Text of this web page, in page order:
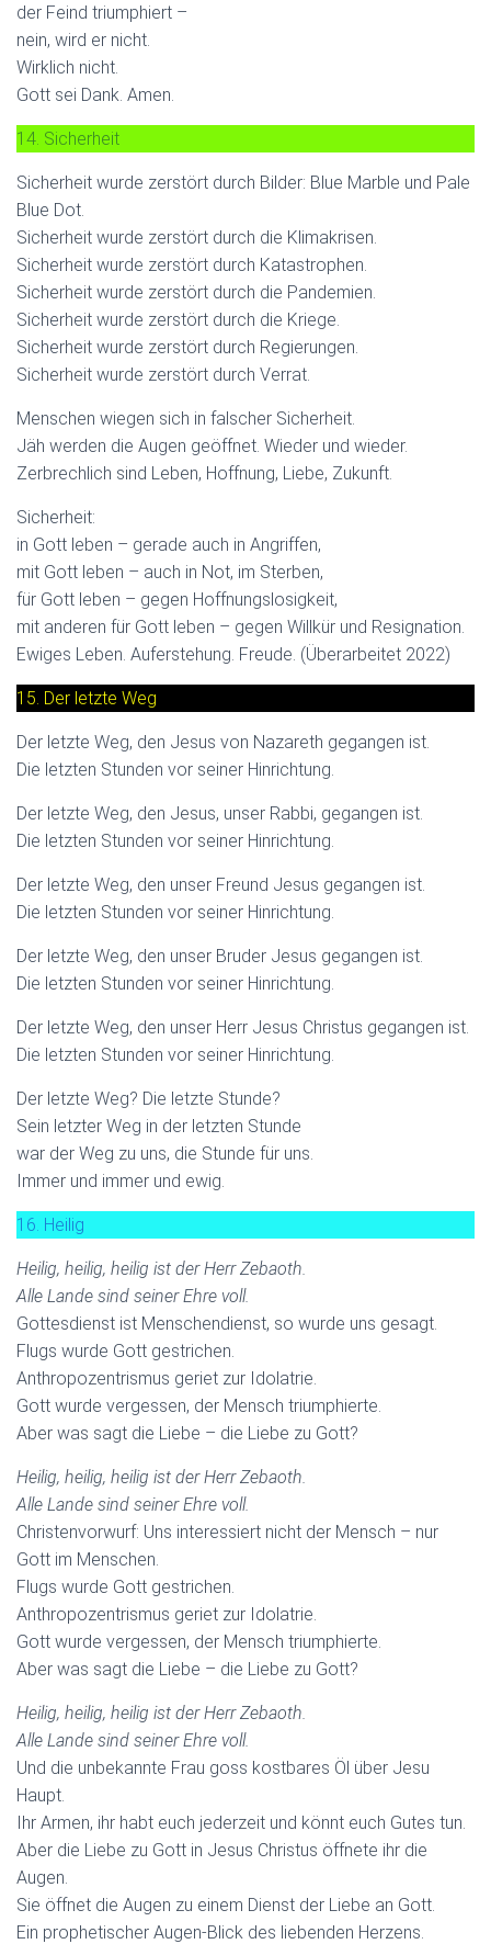
der Feind triumphiert –
nein, wird er nicht.
Wirklich nicht.
Gott sei Dank. Amen.
14. Sicherheit
Sicherheit wurde zerstört durch Bilder: Blue Marble und Pale
Blue Dot.
Sicherheit wurde zerstört durch die Klimakrisen.
Sicherheit wurde zerstört durch Katastrophen.
Sicherheit wurde zerstört durch die Pandemien.
Sicherheit wurde zerstört durch die Kriege.
Sicherheit wurde zerstört durch Regierungen.
Sicherheit wurde zerstört durch Verrat.
Menschen wiegen sich in falscher Sicherheit.
Jäh werden die Augen geöffnet. Wieder und wieder.
Zerbrechlich sind Leben, Hoffnung, Liebe, Zukunft.
Sicherheit:
in Gott leben – gerade auch in Angriffen,
mit Gott leben – auch in Not, im Sterben,
für Gott leben – gegen Hoffnungslosigkeit,
mit anderen für Gott leben – gegen Willkür und Resignation.
Ewiges Leben. Auferstehung. Freude. (Überarbeitet 2022)
15. Der letzte Weg
Der letzte Weg, den Jesus von Nazareth gegangen ist.
Die letzten Stunden vor seiner Hinrichtung.
Der letzte Weg, den Jesus, unser Rabbi, gegangen ist.
Die letzten Stunden vor seiner Hinrichtung.
Der letzte Weg, den unser Freund Jesus gegangen ist.
Die letzten Stunden vor seiner Hinrichtung.
Der letzte Weg, den unser Bruder Jesus gegangen ist.
Die letzten Stunden vor seiner Hinrichtung.
Der letzte Weg, den unser Herr Jesus Christus gegangen ist.
Die letzten Stunden vor seiner Hinrichtung.
Der letzte Weg? Die letzte Stunde?
Sein letzter Weg in der letzten Stunde
war der Weg zu uns, die Stunde für uns.
Immer und immer und ewig.
16. Heilig
Heilig, heilig, heilig ist der Herr Zebaoth.
Alle Lande sind seiner Ehre voll.
Gottesdienst ist Menschendienst, so wurde uns gesagt.
Flugs wurde Gott gestrichen.
Anthropozentrismus geriet zur Idolatrie.
Gott wurde vergessen, der Mensch triumphierte.
Aber was sagt die Liebe – die Liebe zu Gott?
Heilig, heilig, heilig ist der Herr Zebaoth.
Alle Lande sind seiner Ehre voll.
Christenvorwurf: Uns interessiert nicht der Mensch – nur
Gott im Menschen.
Flugs wurde Gott gestrichen.
Anthropozentrismus geriet zur Idolatrie.
Gott wurde vergessen, der Mensch triumphierte.
Aber was sagt die Liebe – die Liebe zu Gott?
Heilig, heilig, heilig ist der Herr Zebaoth.
Alle Lande sind seiner Ehre voll.
Und die unbekannte Frau goss kostbares Öl über Jesu
Haupt.
Ihr Armen, ihr habt euch jederzeit und könnt euch Gutes tun.
Aber die Liebe zu Gott in Jesus Christus öffnete ihr die
Augen.
Sie öffnet die Augen zu einem Dienst der Liebe an Gott.
Ein prophetischer Augen-Blick des liebenden Herzens.